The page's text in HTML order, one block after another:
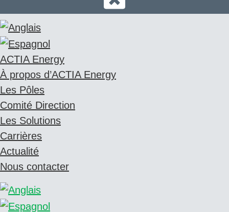
ACTIA Energy
À propos d’ACTIA Energy
Les Pôles
Comité Direction
Les Solutions
Carrières
Actualité
Nous contacter